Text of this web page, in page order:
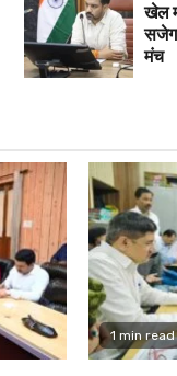
खेल
मंच
1 min read